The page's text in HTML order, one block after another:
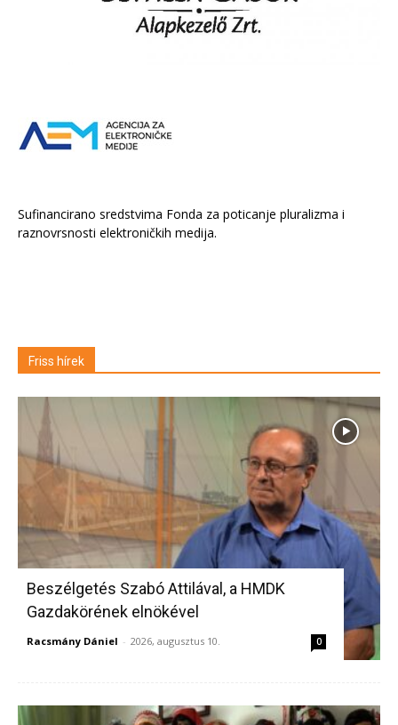
Sufinancirano sredstvima Fonda za poticanje pluralizma i
raznovrsnosti elektroničkih medija.
Friss hírek
Beszélgetés Szabó Attilával, a HMDK
Gazdakörének elnökével
Racsmány Dániel - 2026, augusztus 10. 0